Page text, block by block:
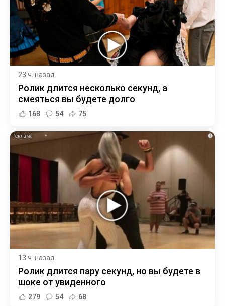
23 ч. назад
Ролик длится несколько секунд, а
смеяться вы будете долго
168 54 75
i
13 ч. назад
Ролик длится пару секунд, но вы будете в
шоке от увиденного
279 54 68